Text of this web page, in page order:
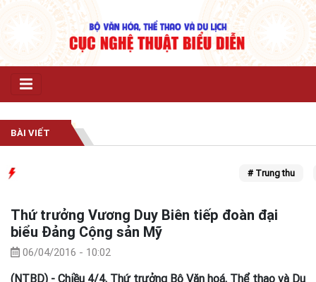
BÀI VIẾT
# Trung thu
Thứ trưởng Vương Duy Biên tiếp đoàn đại
biểu Đảng Cộng sản Mỹ
06/04/2016 - 10:02
(NTBD) - Chiều 4/4, Thứ trưởng Bộ Văn hoá, Thể thao và Du